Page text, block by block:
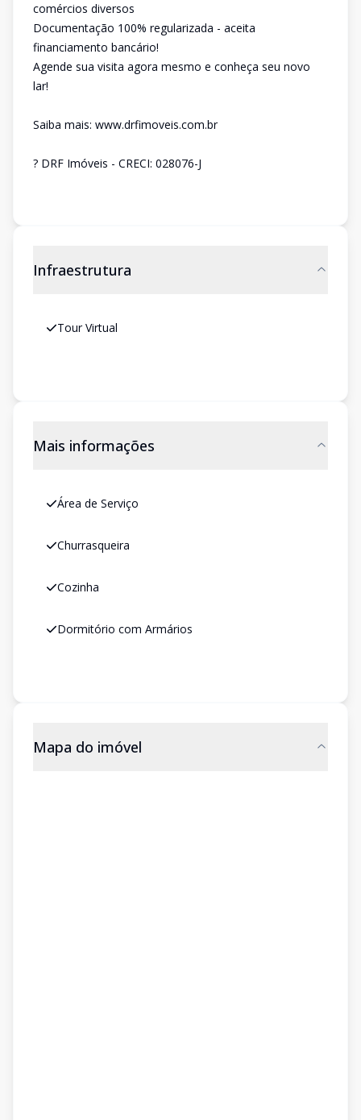
comércios diversos
Documentação 100% regularizada - aceita
financiamento bancário!
Agende sua visita agora mesmo e conheça seu novo
lar!
Saiba mais: www.drfimoveis.com.br
? DRF Imóveis - CRECI: 028076-J
Infraestrutura
Tour Virtual
Mais informações
Área de Serviço
Churrasqueira
Cozinha
Dormitório com Armários
Mapa do imóvel